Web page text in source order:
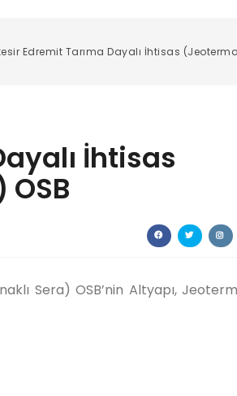
Edremit Tarıma Dayalı İhtisas
İhtisas
Sera) OSB’nin Altyapı,